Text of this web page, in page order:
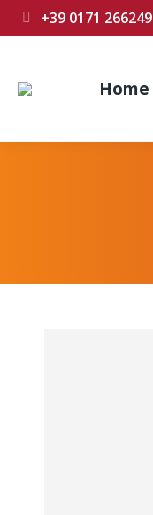
+39 0171 266249
Home